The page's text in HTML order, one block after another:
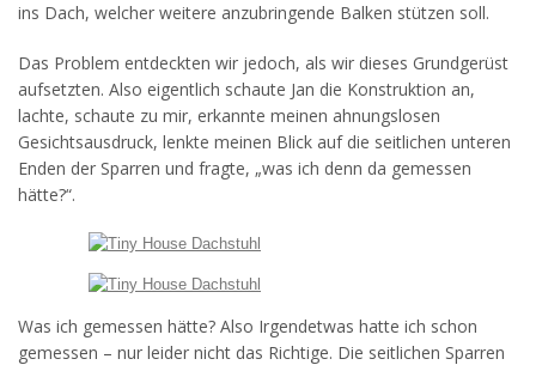
ins Dach, welcher weitere anzubringende Balken stützen soll.
Das Problem entdeckten wir jedoch, als wir dieses Grundgerüst
aufsetzten. Also eigentlich schaute Jan die Konstruktion an,
lachte, schaute zu mir, erkannte meinen ahnungslosen
Gesichtsausdruck, lenkte meinen Blick auf die seitlichen unteren
Enden der Sparren und fragte, „was ich denn da gemessen
hätte?“.
Was ich gemessen hätte? Also Irgendetwas hatte ich schon
gemessen – nur leider nicht das Richtige. Die seitlichen Sparren